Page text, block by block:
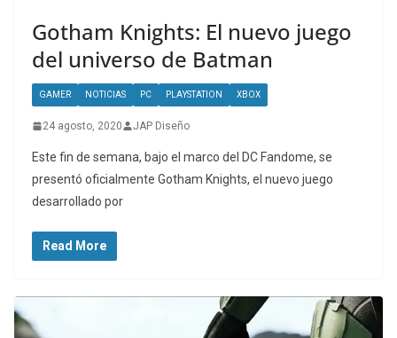
Gotham Knights: El nuevo juego
del universo de Batman
GAMER NOTICIAS PC PLAYSTATION XBOX
24 agosto, 2020 JAP Diseño
Este fin de semana, bajo el marco del DC Fandome, se
presentó oficialmente Gotham Knights, el nuevo juego
desarrollado por
Read More